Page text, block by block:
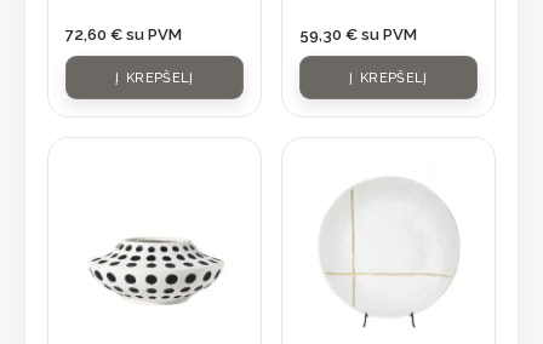
72,60 € su PVM
Į KREPŠELĮ
59,30 € su PVM
Į KREPŠELĮ